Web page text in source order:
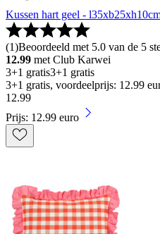
Kussen hart geel -
(1)Beoordeeld met 5.0 van de 5
12.99 met Club Karwei
3+1 gratis3+1 gratis
3+1 gratis, voordeelprijs: 12.99
12.99
Prijs: 12.99 euro